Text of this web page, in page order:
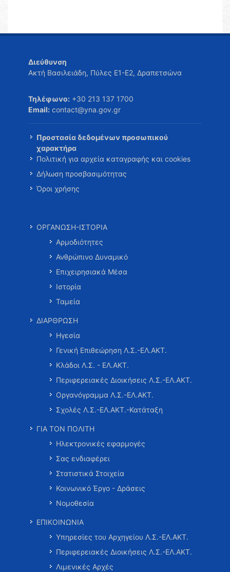
Διεύθυνση
Ακτή Βασιλειάδη, Πύλες Ε1-Ε2, Δραπετσώνα
Τηλέφωνο: +30 213 137 1700
Email: contact@yna.gov.gr
Προστασία δεδομένων προσωπικού
χαρακτήρα
Πολιτική για αρχεία καταγραφής και cookies
Δήλωση προσβασιμότητας
Όροι χρήσης
ΟΡΓΑΝΩΣΗ-ΙΣΤΟΡΙΑ
Αρμοδιότητες
Ανθρώπινο Δυναμικό
Επιχειρησιακά Μέσα
Ιστορία
Ταμεία
ΔΙΑΡΘΡΩΣΗ
Ηγεσία
Γενική Επιθεώρηση Λ.Σ.-ΕΛ.ΑΚΤ.
Κλάδοι Λ.Σ. - ΕΛ.ΑΚΤ.
Περιφερειακές Διοικήσεις Λ.Σ.-ΕΛ.ΑΚΤ.
Οργανόγραμμα Λ.Σ.-ΕΛ.ΑΚΤ.
Σχολές Λ.Σ.-ΕΛ.ΑΚΤ.-Κατάταξη
ΓΙΑ ΤΟΝ ΠΟΛΙΤΗ
Ηλεκτρονικές εφαρμογές
Σας ενδιαφέρει
Στατιστικά Στοιχεία
Κοινωνικό Έργο - Δράσεις
Νομοθεσία
ΕΠΙΚΟΙΝΩΝΙΑ
Υπηρεσίες του Αρχηγείου Λ.Σ.-ΕΛ.ΑΚΤ.
Περιφερειακές Διοικήσεις Λ.Σ.-ΕΛ.ΑΚΤ.
Λιμενικές Αρχές